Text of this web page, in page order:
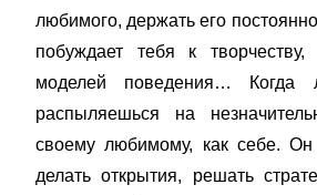
любимого, держать его
побуждает тебя к
моделей поведения…
распыляешься на
своему любимому, как себе.
делать открытия, решать